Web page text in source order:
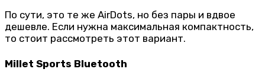
По сути, это те же AirDots, но без пары и вдвое
дешевле. Если нужна максимальная компактность,
то стоит рассмотреть этот вариант.
Millet Sports Bluetooth